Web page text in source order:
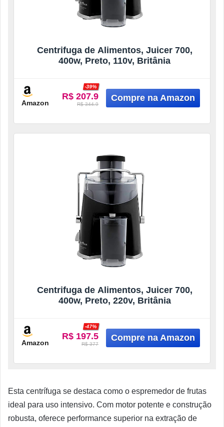
Centrifuga de Alimentos, Juicer 700,
400w, Preto, 110v, Britânia
Amazon
R$ 207.9
-39%
R$ 344.9
Centrifuga de Alimentos, Juicer 700,
400w, Preto, 220v, Britânia
Amazon
R$ 197.5
-47%
R$ 377
Esta centrífuga se destaca como o espremedor de frutas
ideal para uso intensivo. Com motor potente e construção
robusta, oferece performance superior na extração de